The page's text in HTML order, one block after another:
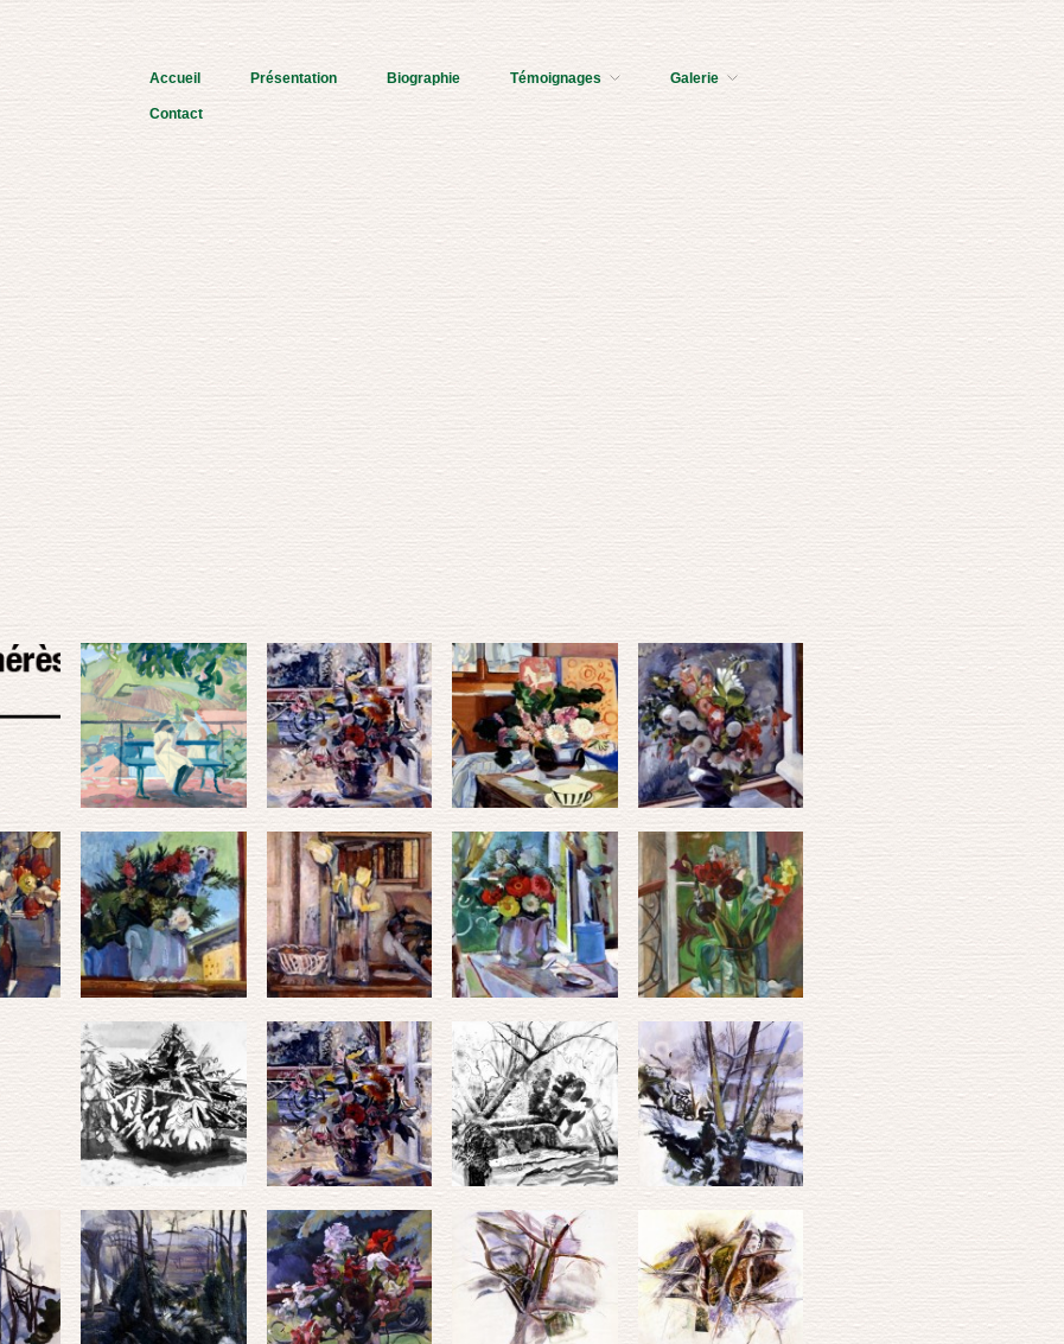
Accueil Présentation Biographie Témoignages Galerie
Contact